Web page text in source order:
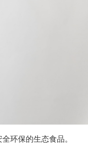
环保的生态食品。